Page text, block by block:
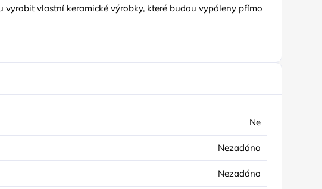
vyrobit vlastní keramické výrobky, které budou vypáleny přímo
Ne
Nezadáno
Nezadáno